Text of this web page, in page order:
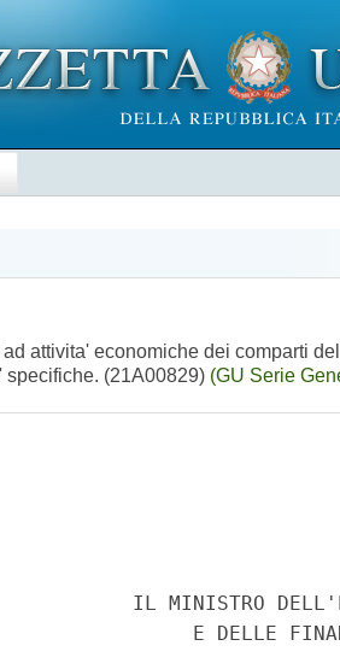
attivita' economiche dei comparti
(21A00829) (GU Serie